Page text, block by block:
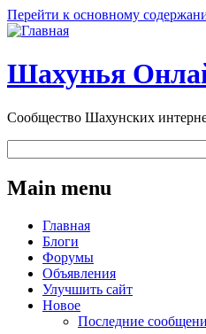
Перейти к основному
Шахунья
Сообщество Шахунских
Main menu
Главная
Блоги
Форумы
Объявления
Улучшить сайт
Новое
Последние